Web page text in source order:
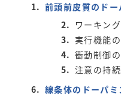
前頭前皮質のドー
ワーキン
実行機能
衝動制御
注意の持
線条体のドーパミ